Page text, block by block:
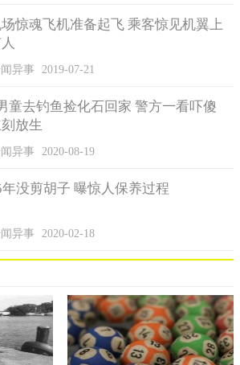
惊魂飞机准备起飞 乘客惊见机翼上
异事 2019-07-21
童去钓鱼捡化石回家 警方一看吓傻
放生
异事 2020-08-19
年没剪胡子 曝惊人保养过程
异事 2020-02-18